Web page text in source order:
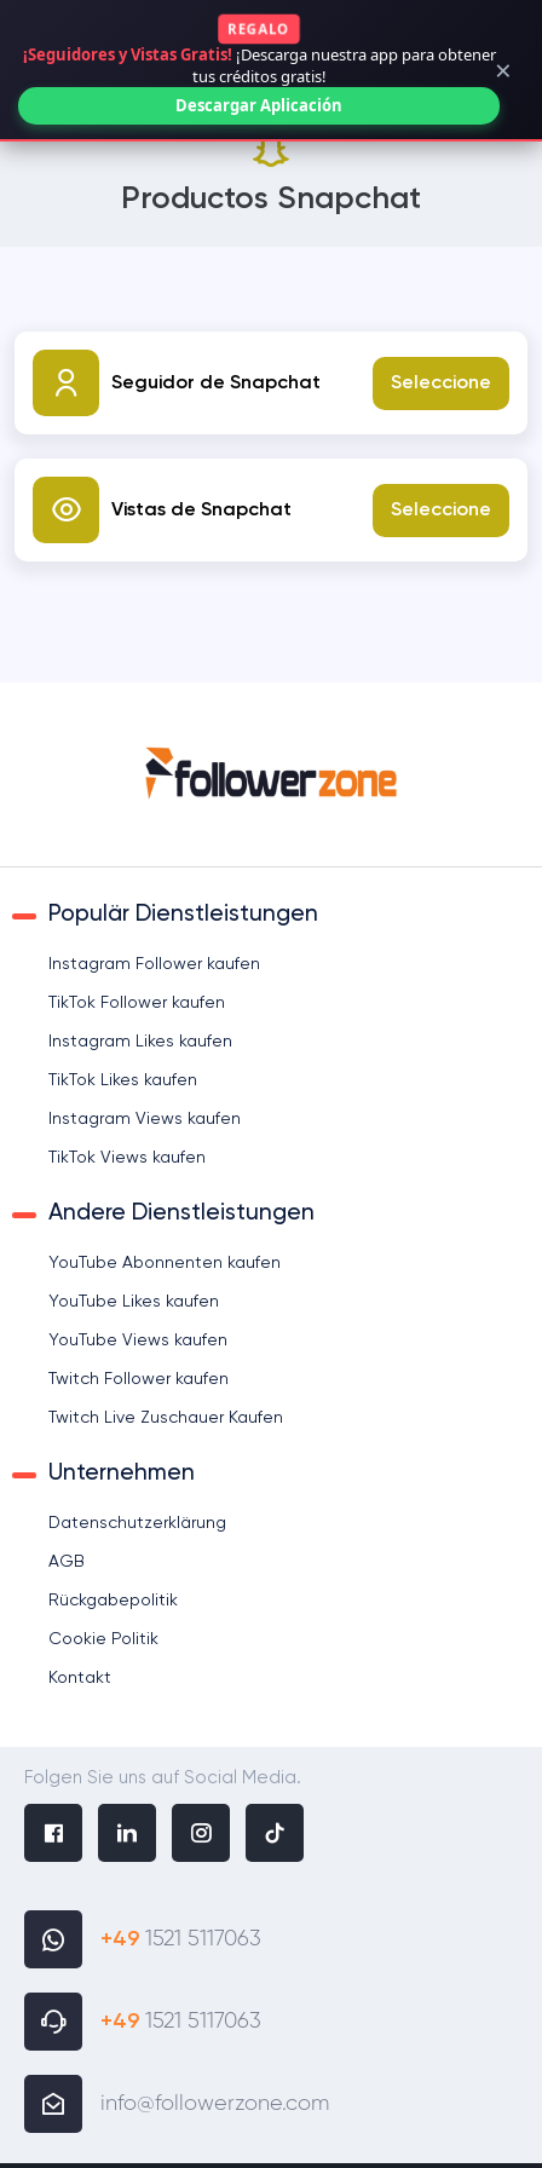
REGALO
¡Seguidores y Vistas Gratis! ¡Descarga nuestra app para obtener
tus créditos gratis!
Descargar Aplicación
×
Productos Snapchat
Seguidor de Snapchat Seleccione
Vistas de Snapchat Seleccione
Populär Dienstleistungen
Instagram Follower kaufen
TikTok Follower kaufen
Instagram Likes kaufen
TikTok Likes kaufen
Instagram Views kaufen
TikTok Views kaufen
Andere Dienstleistungen
YouTube Abonnenten kaufen
YouTube Likes kaufen
YouTube Views kaufen
Twitch Follower kaufen
Twitch Live Zuschauer Kaufen
Unternehmen
Datenschutzerklärung
AGB
Rückgabepolitik
Cookie Politik
Kontakt
Folgen Sie uns auf Social Media.
+49 1521 5117063
+49 1521 5117063
info@followerzone.com